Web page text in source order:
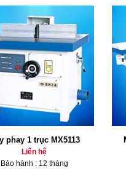
phay 1 trục MX5113
Liên hệ
Bảo hành : 12 tháng